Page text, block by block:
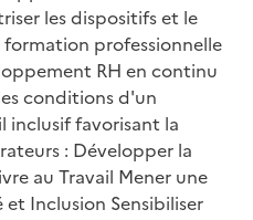
les dispositifs et le
professionnelle
RH en continu
conditions d'un
inclusif favorisant la
: Développer la
au Travail Mener une
Inclusion Sensibiliser